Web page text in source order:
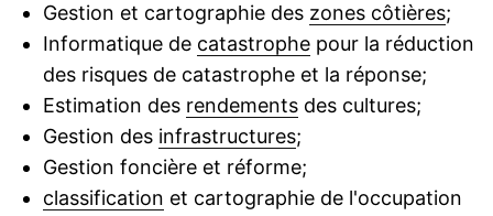
Gestion et cartographie des zones côtières;
Informatique de catastrophepour la réduction
des risques de catastrophe et la réponse;
Estimation des rendementsdes cultures;
Gestion des infrastructures;
Gestion foncière et réforme;
classification et cartographie de l'occupation